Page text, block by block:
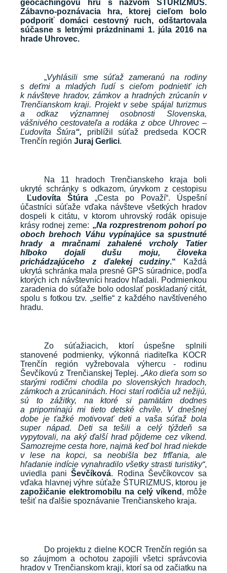
geocachingovú hru s názvom ŠTURIZMUS.
Zábavno-poznávacia hra, ktorej cieľom bolo
podporiť domáci cestovný ruch, odštartovala
súčasne s letnými prázdninami 1. júla 2016 na
hrade Uhrovec.
„Vyhlásili sme súťaž zameranú na rodiny
s deťmi a mladých ľudí s cieľom podnietiť ich
k návšteve hradov, zámkov a hradných zrúcanín v
Trenčianskom kraji. Projekt v sebe spájal turizmus
a odkaz významnej osobnosti Slovenska,
vášnivého cestovateľa a rodáka z obce Uhrovec –
Ľudovíta Štúra“, priblížil súťaž predseda KOCR
Trenčín región Juraj Gerlici.
Na 11 hradoch Trenčianskeho kraja boli
ukryté schránky s odkazom, úryvkom z cestopisu
Ľudovíta Štúra „Cesta po Považí“. Úspešní
účastníci súťaže vďaka návšteve všetkých hradov
dospeli k citátu, v ktorom uhrovský rodák opisuje
krásy rodnej zeme: „Na rozprestrenom pohorí po
oboch brehoch Váhu vypínajúce sa spustnuté
hrady a mračnami zahalené vrcholy Tatier
hlboko dojali dušu moju, človeka
prichádzajúceho z ďalekej cudziny.“
Každá
ukrytá schránka mala presné GPS súradnice, podľa
ktorých ich návštevníci hradov hľadali. Podmienkou
zaradenia do súťaže bolo odoslať poskladaný citát,
spolu s fotkou tzv. „selfie“ z každého navštíveného
hradu.
Zo súťažiacich, ktorí úspešne splnili
stanovené podmienky, výkonná riaditeľka KOCR
Trenčín región vyžrebovala výhercu - rodinu
Ševčíkovú z Trenčianskej Teplej. „Ako dieťa som so
starými rodičmi chodila po slovenských hradoch,
zámkoch a zrúcaninách. Hoci starí rodičia už nežijú,
sú to zážitky, na ktoré si pamätám dodnes
a pripomínajú mi tieto detské chvíle. V dnešnej
dobe je ťažké motivovať deti a vaša súťaž bola
super nápad. Deti sa tešili a celý týždeň sa
vypytovali, na aký ďalší hrad pôjdeme cez víkend.
Samozrejme cesta hore, najmä keď bol hrad niekde
v lese na kopci, sa neobišla bez frfľania, ale
hľadanie indície vynahradilo všetky strasti turistiky“,
uviedla paniŠevčíková. Rodina Ševčíkovcov sa
vďaka hlavnej výhre súťaže ŠTURIZMUS, ktorou je
zapožičanie elektromobilu na celý víkend , môže
tešiť na ďalšie spoznávanie Trenčianskeho kraja.
Do projektu z dielne KOCR Trenčín región sa
so záujmom a ochotou zapojili všetci správcovia
hradov v Trenčianskom kraji, ktorí sa od začiatku na